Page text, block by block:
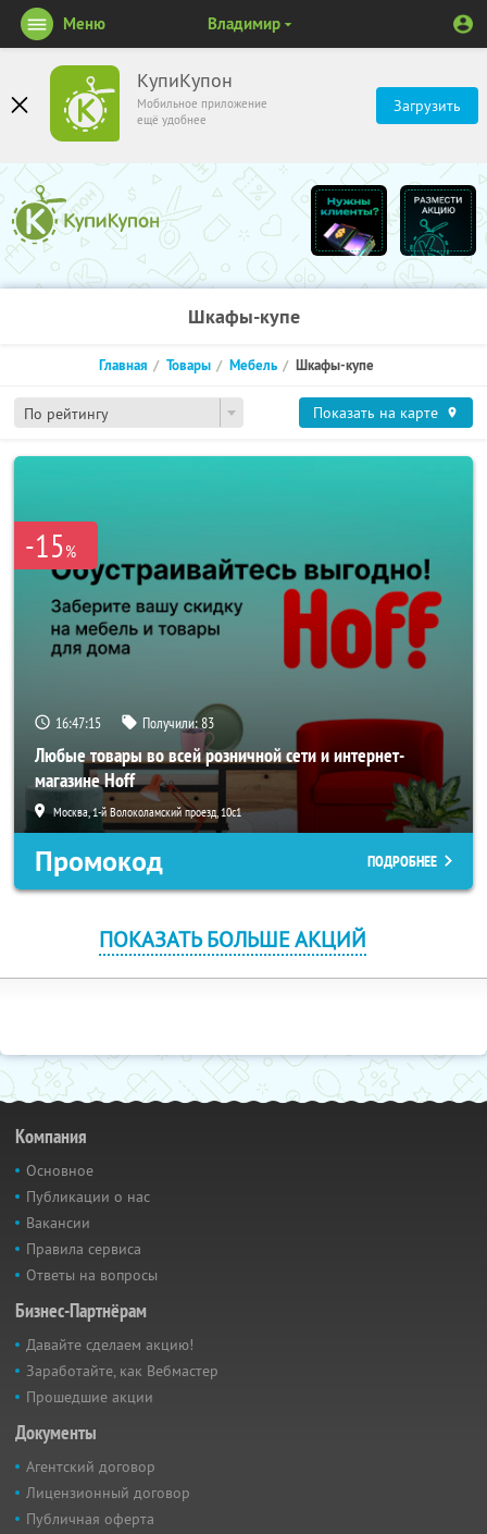
КупиКупон
Мобильное приложение
ещё удобнее
Загрузить
Меню Владимир
Шкафы-купе
По рейтингу
Главная Товары Мебель Шкафы-купе
Показать на карте
-15%
16:47:15 Получили:83
Любые товары во всей розничной сети и интернет-
магазине Hoff
Москва, 1-й Волоколамский проезд, 10с1
Промокод ПОДРОБНЕЕ
ПОКАЗАТЬ БОЛЬШЕ АКЦИЙ
Компания
Основное
Публикации о нас
Вакансии
Правила сервиса
Ответы на вопросы
Бизнес-Партнёрам
Давайте сделаем акцию!
Заработайте, как Вебмастер
Прошедшие акции
Документы
Агентский договор
Лицензионный договор
Публичная оферта